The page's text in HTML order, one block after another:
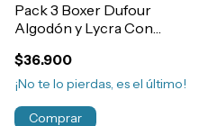
Pack 3 Boxer Dufour
Algodón y Lycra Con
Hombre Art.12024
$36.900
¡No te lo pierdas, es el último!
Comprar